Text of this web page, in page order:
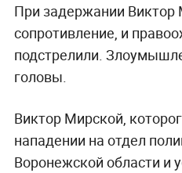
При задержании Виктор
сопротивление, и
подстрелили.
головы.
Виктор Мирской,
нападении на отдел
Воронежской области и